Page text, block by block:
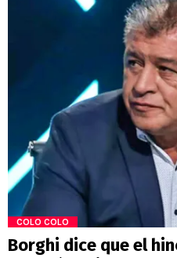
COLO COLO
Borghi dice que el